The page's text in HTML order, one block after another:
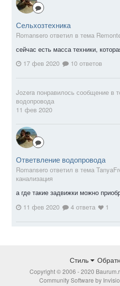
Сельхозтехника
Romansero ответил в тема
сейчас есть масса техники,
17 фев 2020
10 ответов
Jozera понравилось сообщение в
водопровода
11 фев 2020
Ответвление водопровода
Romansero ответил в тема
канализация
а где такие задвижки можно
11 фев 2020
4 ответа 1
Стиль
Copyright © 2006 - 2020
Community Software by